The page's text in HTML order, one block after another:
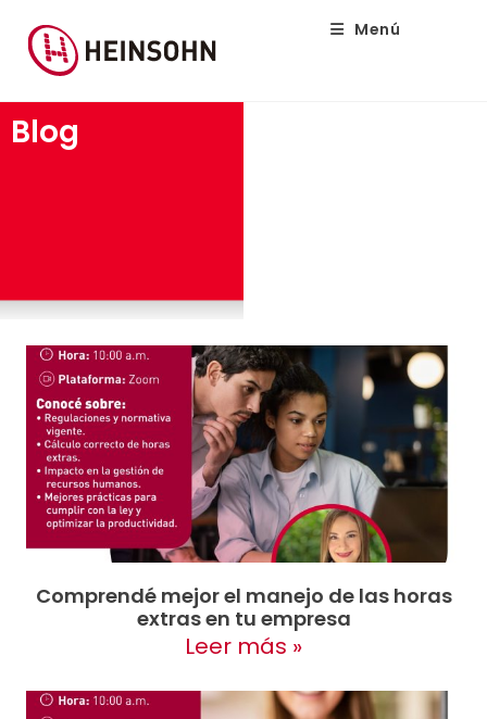
Menú
Blog
Comprendé mejor el manejo de las horas
extras en tu empresa
Leer más »